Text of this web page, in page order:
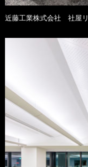
近藤工業株式会社 社屋